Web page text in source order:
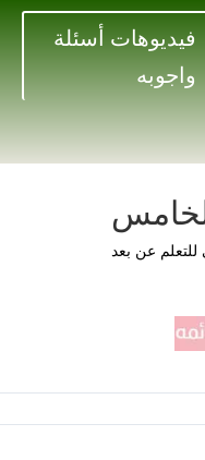
فيديوهات أسئلة
واجوبه
للتعلم عن بعد